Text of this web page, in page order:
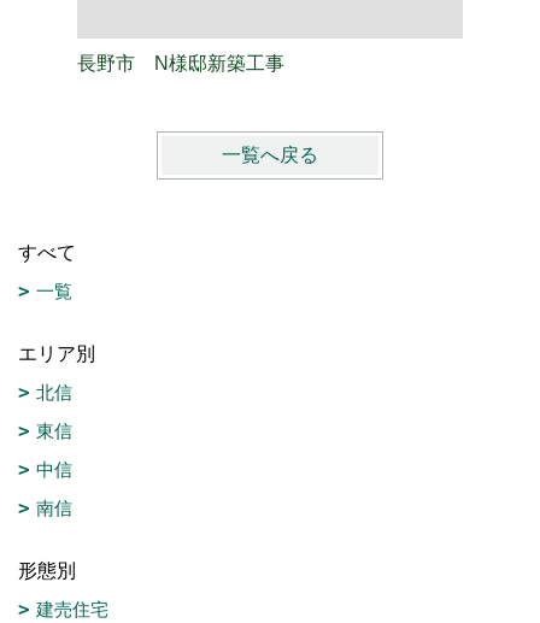
長野市 N様邸新築工事
一覧へ戻る
すべて
一覧
エリア別
北信
東信
中信
南信
形態別
建売住宅